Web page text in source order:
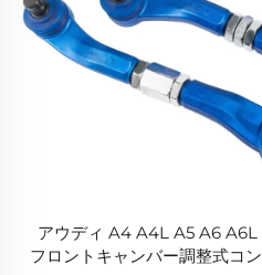
アウディ A4 A4L A5 A6
フロントキャンバー調整式コ